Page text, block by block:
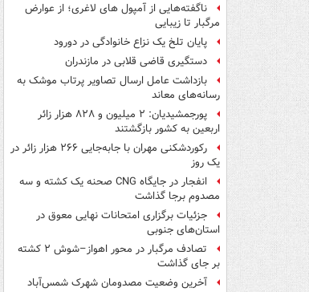
ناگفته‌هایی از آمپول های لاغری؛ از عوارض
مرگبار تا زیبایی
پایان تلخ یک نزاع خانوادگی در دورود
دستگیری قاضی قلابی در مازندران
بازداشت عامل ارسال تصاویر پرتاب موشک به
رسانه‌های معاند
پورجمشیدیان: ۲ میلیون و ۸۲۸ هزار زائر
اربعین به کشور بازگشتند
رکوردشکنی مهران با جابه‌جایی ۲۶۶ هزار زائر در
یک روز
انفجار در جایگاه CNG صحنه یک کشته و سه
مصدوم برجا گذاشت
جزئیات برگزاری امتحانات نهایی معوق در
استان‌های جنوبی
تصادف مرگبار در محور اهواز–شوش ۲ کشته
بر جای گذاشت
آخرین وضعیت مصدومان شهرک شمس‌آباد